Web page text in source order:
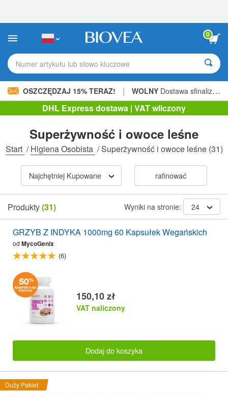
strona
internetowa
zawiera
ułatwień
dostępu.
0
Numer artykułu lub słowo kluczowe
OSZCZĘDZAJ 15% TERAZ! | WOLNY Dostawa sfinalizowana 206,00 zł »
DHL Express dostawa | VAT wliczony
Superżywność i owoce leśne
Start /Higiena Osobista /Superżywność i owoce leśne(31)
Najchętniej Kupowane rafinować
Produkty(31) Wyniki na stronie: 24
GRZYB Z INDYKA 1000mg 60 Kapsułek Wegańskich
od MycoGenix
(6)
150,10 zł
VAT naliczony
Dodaj do koszyka
Duży Pakiet